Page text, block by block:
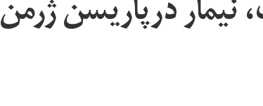
درپاریسن ژرمن